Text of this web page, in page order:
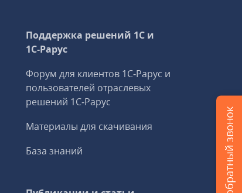
Поддержка решений 1С и
1С‑Рарус
Форум для клиентов 1С‑Рарус и
пользователей отраслевых
решений 1С‑Рарус
Материалы для скачивания
База знаний